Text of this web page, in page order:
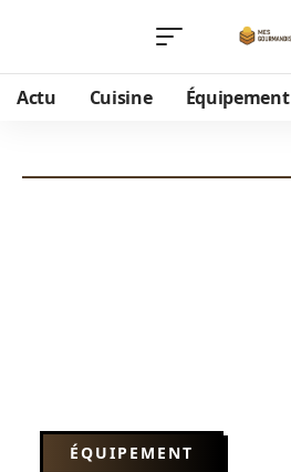
Actu Cuisine Équipement
ÉQUIPEMENT